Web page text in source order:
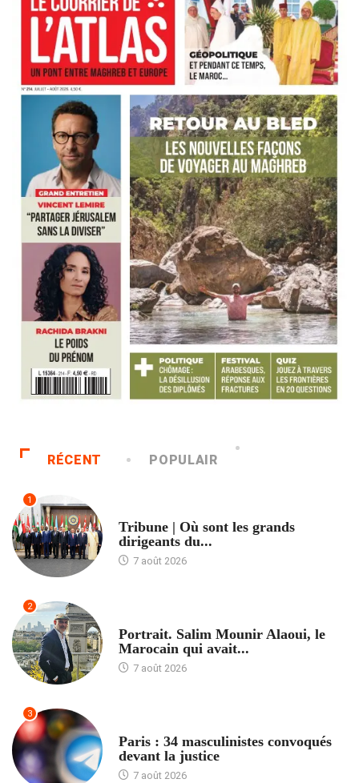
RÉCENT POPULAIR
1
Tribune | Où sont les grands
dirigeants du...
7 août 2026
2
Portrait. Salim Mounir Alaoui, le
Marocain qui avait...
7 août 2026
3
Paris : 34 masculinistes convoqués
devant la justice
7 août 2026